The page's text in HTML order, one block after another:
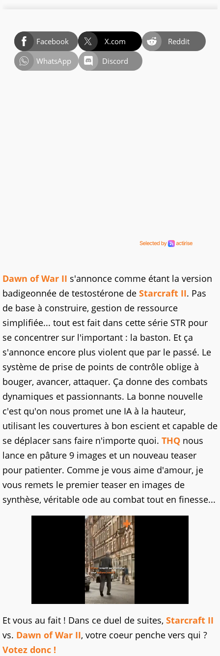
Facebook X.com
Reddit
WhatsApp
Discord
Dawn of War II s'annonce comme étant la version
badigeonnée de testostérone de Starcraft II. Pas
de base à construire, gestion de ressource
simplifiée... tout est fait dans cette série STR pour
se concentrer sur l'important : la baston. Et ça
s'annonce encore plus violent que par le passé. Le
système de prise de points de contrôle oblige à
bouger, avancer, attaquer. Ça donne des combats
dynamiques et passionnants. La bonne nouvelle
c'est qu'on nous promet une IA à la hauteur,
utilisant les couvertures à bon escient et capable de
se déplacer sans faire n'importe quoi. THQ nous
lance en pâture 9 images et un nouveau teaser
pour patienter. Comme je vous aime d'amour, je
vous remets le premier teaser en images de
synthèse, véritable ode au combat tout en finesse...
Et vous au fait ! Dans ce duel de suites, Starcraft II
vs. Dawn of War II, votre coeur penche vers qui ?
Votez donc !